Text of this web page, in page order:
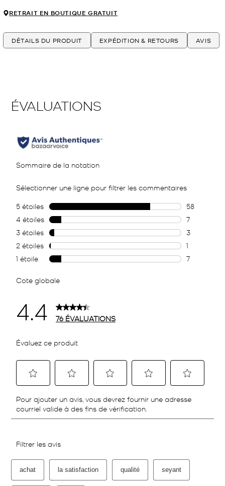
RETRAIT EN BOUTIQUE GRATUIT
DÉTAILS DU PRODUIT EXPÉDITION & RETOURS AVIS